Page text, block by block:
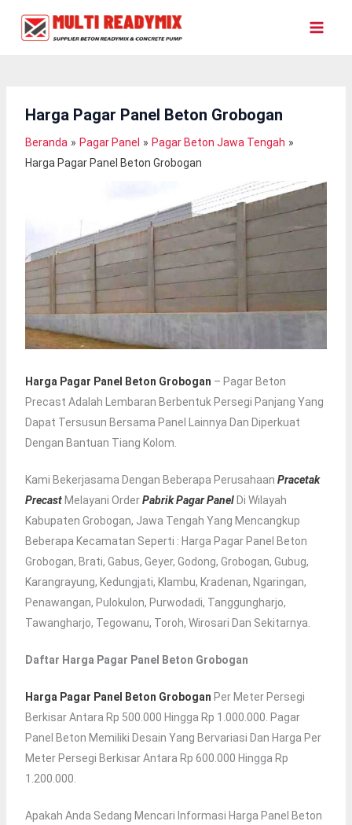
Harga Pagar Panel Beton Grobogan
Beranda Pagar Panel
Pagar Beton Jawa Tengah
Harga Pagar Panel Beton Grobogan
Harga Pagar Panel Beton Grobogan – Pagar Beton
Precast Adalah Lembaran Berbentuk Persegi Panjang Yang
Dapat Tersusun Bersama Panel Lainnya Dan Diperkuat
Dengan Bantuan Tiang Kolom.
Kami Bekerjasama Dengan Beberapa Perusahaan Pracetak
PrecastMelayani OrderPabrik Pagar PanelDi Wilayah
Kabupaten Grobogan, Jawa Tengah Yang Mencangkup
Beberapa Kecamatan Seperti : Harga Pagar Panel Beton
Grobogan, Brati, Gabus, Geyer, Godong, Grobogan, Gubug,
Karangrayung, Kedungjati, Klambu, Kradenan, Ngaringan,
Penawangan, Pulokulon, Purwodadi, Tanggungharjo,
Tawangharjo, Tegowanu, Toroh, Wirosari Dan Sekitarnya.
Daftar Harga Pagar Panel Beton Grobogan
Harga Pagar Panel Beton Grobogan Per Meter Persegi
Berkisar Antara Rp 500.000 Hingga Rp 1.000.000. Pagar
Panel Beton Memiliki Desain Yang Bervariasi Dan Harga Per
Meter Persegi Berkisar Antara Rp 600.000 Hingga Rp
1.200.000.
Apakah Anda Sedang Mencari Informasi Harga Panel Beton